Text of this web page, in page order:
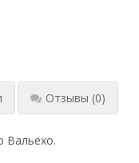
Отзывы (0)
Вальехо.